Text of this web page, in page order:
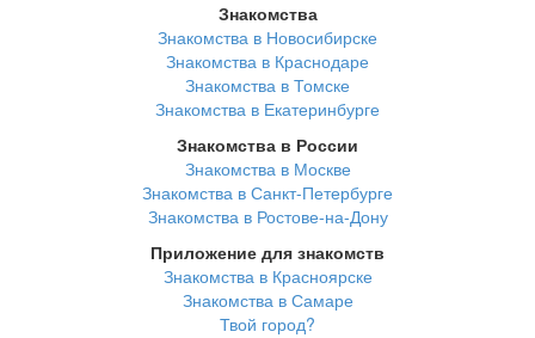
Знакомства
Знакомства в Новосибирске
Знакомства в Краснодаре
Знакомства в Томске
Знакомства в Екатеринбурге
Знакомства в России
Знакомства в Москве
Знакомства в Санкт-Петербурге
Знакомства в Ростове-на-Дону
Приложение для знакомств
Знакомства в Красноярске
Знакомства в Самаре
Твой город?